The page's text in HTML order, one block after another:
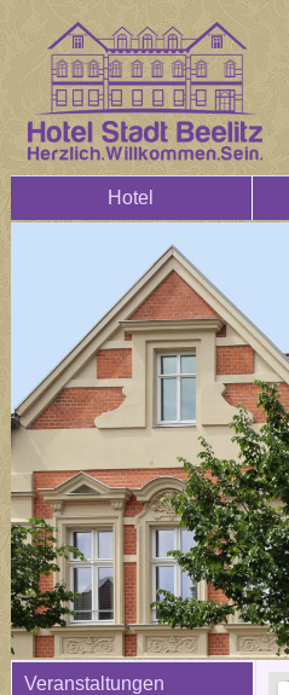
Hotel
Veranstaltungen